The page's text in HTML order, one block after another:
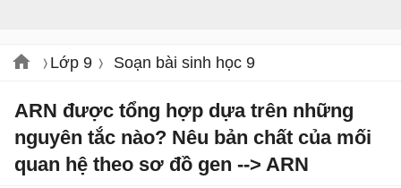
Lớp 9 Soạn bài sinh học 9
ARN được tổng hợp dựa trên những
nguyên tắc nào? Nêu bản chất của mối
quan hệ theo sơ đồ gen --> ARN